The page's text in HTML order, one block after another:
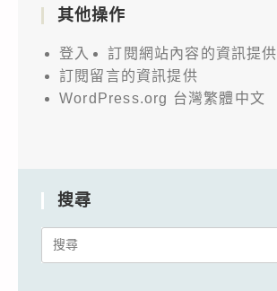
其他操作
登入
訂閱網站內容的資訊提供
訂閱留言的資訊提供
WordPress.org 台灣繁體中文
搜尋
Search